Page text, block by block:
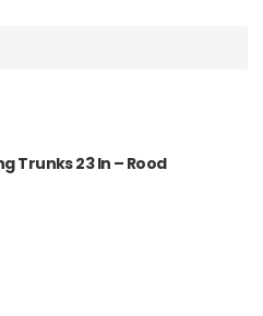
Trunks 23 In – Rood